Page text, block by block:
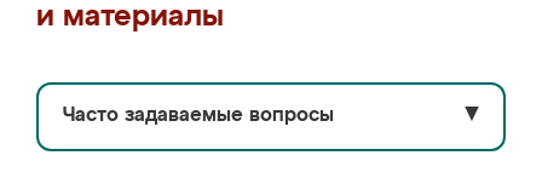
и материалы
Часто задаваемые вопросы ▼